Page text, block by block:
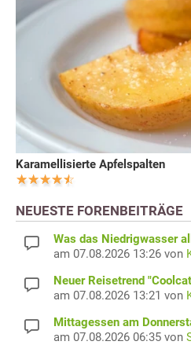
Karamellisierte Apfelspalten
NEUESTE FORENBEITRÄGE
Was das Niedrigwasser
am 07.08.2026 13:26 von
Neuer Reisetrend
am 07.08.2026 13:21 von
Mittagessen am
am 07.08.2026 06:35 von